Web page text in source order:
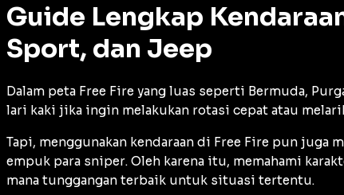
Guide Lengkap
Sport, dan Jeep
Dalam peta Free Fire yang luas seperti Bermuda,
lari kaki jika ingin melakukan rotasi cepat atau
Tapi, menggunakan kendaraan di Free Fire pun
empuk para sniper. Oleh karena itu, memahami
mana tunggangan terbaik untuk situasi tertentu.